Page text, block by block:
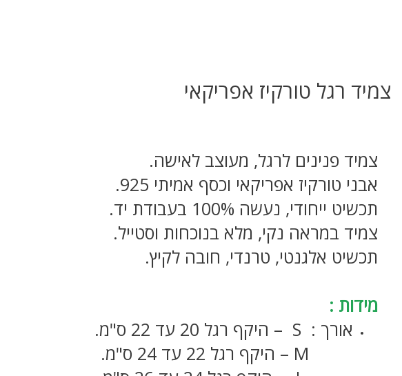
צמיד רגל טורקיז אפריקאי
צמיד פנינים לרגל, מעוצב לאישה.
אבני טורקיז אפריקאי וכסף אמיתי 925.
תכשיט ייחודי, נעשה 100% בעבודת יד.
צמיד במראה נקי, מלא בנוכחות וסטייל.
תכשיט אלגנטי, טרנדי, חובה לקיץ.
מידות :
אורך : S – היקף רגל 20 עד 22 ס"מ.
M – היקף רגל 22 עד 24 ס"מ.